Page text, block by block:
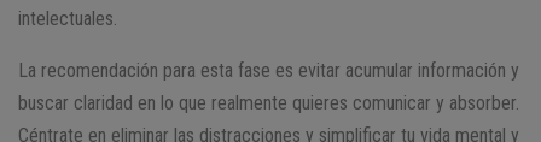
intelectuales.
La recomendación para esta fase es evitar acumular información y
buscar claridad en lo que realmente quieres comunicar y absorber.
Céntrate en eliminar las distracciones y simplificar tu vida mental y